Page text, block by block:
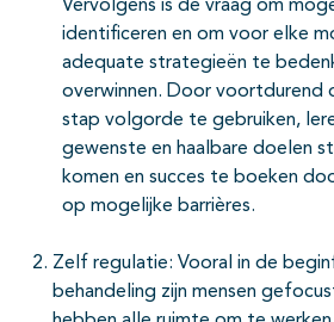
Vervolgens is de vraag om
identificeren en om voor elke
adequate strategieën te
overwinnen. Door voortdurend
stap volgorde te gebruiken,
gewenste en haalbare doelen
komen en succes te boeken
op mogelijke barrières.
Zelf regulatie: Vooral in de
behandeling zijn mensen